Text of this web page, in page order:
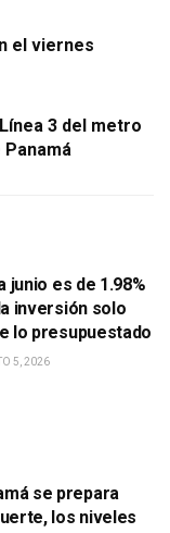
el viernes
3 del metro
junio es de 1.98%
inversión solo
lo presupuestado
5, 2026
se prepara
los niveles